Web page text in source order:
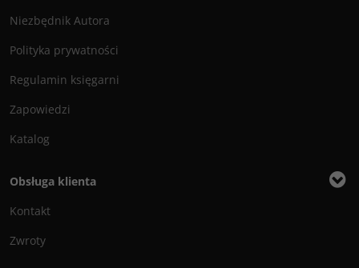
Niezbędnik Autora
Polityka prywatności
Regulamin księgarni
Zapowiedzi
Katalog
Obsługa klienta
Kontakt
Zwroty